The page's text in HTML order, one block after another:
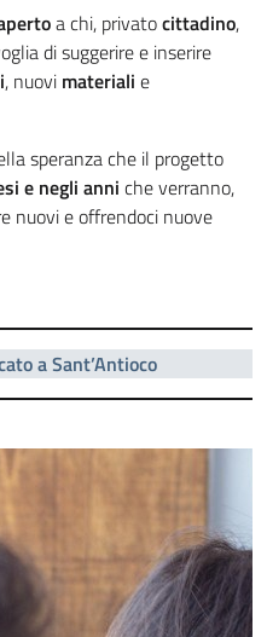
a chi, privatocittadino,
di suggerire e inserire
, nuovi materiali e
speranza che il progetto
e negli anni che verranno,
nuovi e offrendoci nuove
a Sant’Antioco